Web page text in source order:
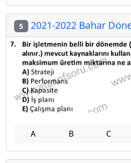
5 2021-2022 Bahar
A B C